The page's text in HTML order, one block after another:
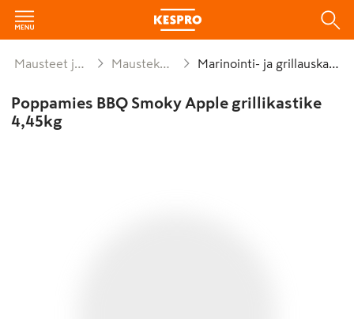
Mausteet ja leivonta Maustekastikkeet Marinointi- ja grillauskastike
Poppamies BBQ Smoky Apple grillikastike
4,45kg